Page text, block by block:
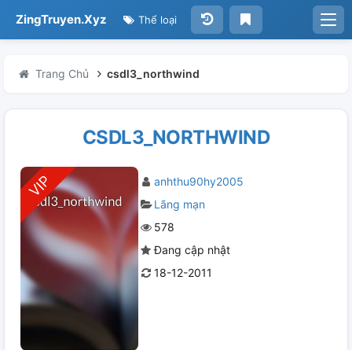
ZingTruyen.Xyz Thể loại
Trang Chủ csdl3_northwind
CSDL3_NORTHWIND
anhthu90hy2005
Lãng mạn
578
Đang cập nhật
18-12-2011